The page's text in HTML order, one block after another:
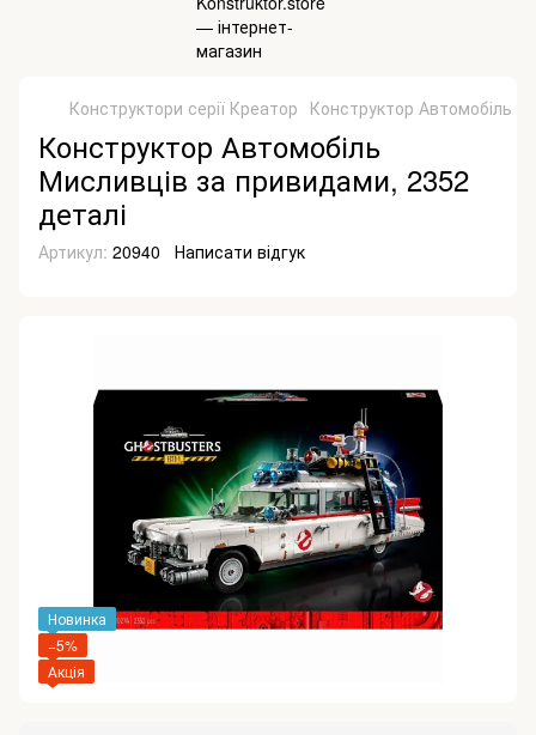
Конструктори серії Креатор Конструктор Автомобіль
Конструктор Автомобіль
Мисливців за привидами, 2352
деталі
Артикул: 20940 Написати відгук
Новинка
−5%
Акція